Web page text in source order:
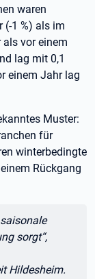
waren
(-1 %) als im
als vor einem
lag mit 0,1
einem Jahr lag
Muster:
für
winterbedingte
Rückgang
sorgt“,
Hildesheim.